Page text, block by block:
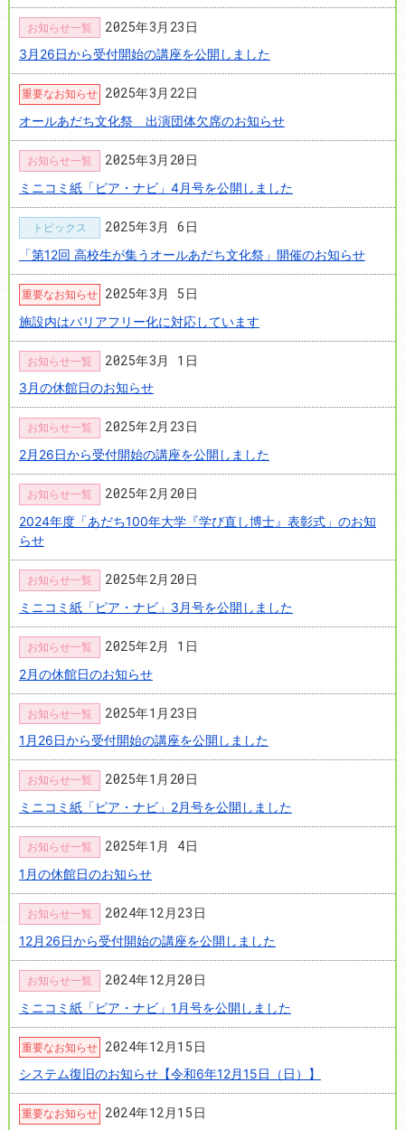
お知らせ一覧 2025年3月23日
3月26日から受付開始の講座を公開しました
重要なお知らせ 2025年3月22日
オールあだち文化祭 出演団体欠席のお知らせ
お知らせ一覧 2025年3月20日
ミニコミ紙「ピア・ナビ」4月号を公開しました
トピックス 2025年3月 6日
「第12回 高校生が集うオールあだち文化祭」開催のお知らせ
重要なお知らせ 2025年3月 5日
施設内はバリアフリー化に対応しています
お知らせ一覧 2025年3月 1日
3月の休館日のお知らせ
お知らせ一覧 2025年2月23日
2月26日から受付開始の講座を公開しました
お知らせ一覧 2025年2月20日
2024年度「あだち100年大学『学び直し博士』表彰式」のお知
らせ
お知らせ一覧 2025年2月20日
ミニコミ紙「ピア・ナビ」3月号を公開しました
お知らせ一覧 2025年2月 1日
2月の休館日のお知らせ
お知らせ一覧 2025年1月23日
1月26日から受付開始の講座を公開しました
お知らせ一覧 2025年1月20日
ミニコミ紙「ピア・ナビ」2月号を公開しました
お知らせ一覧 2025年1月 4日
1月の休館日のお知らせ
お知らせ一覧 2024年12月23日
12月26日から受付開始の講座を公開しました
お知らせ一覧 2024年12月20日
ミニコミ紙「ピア・ナビ」1月号を公開しました
重要なお知らせ 2024年12月15日
システム復旧のお知らせ【令和6年12月15日（日）】
重要なお知らせ 2024年12月15日